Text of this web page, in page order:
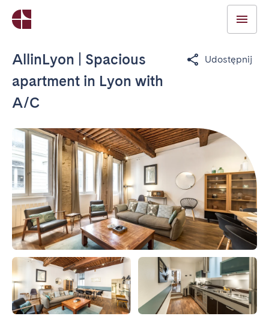
AllinLyon | Spacious
apartment in Lyon with
A/C
Udostępnij